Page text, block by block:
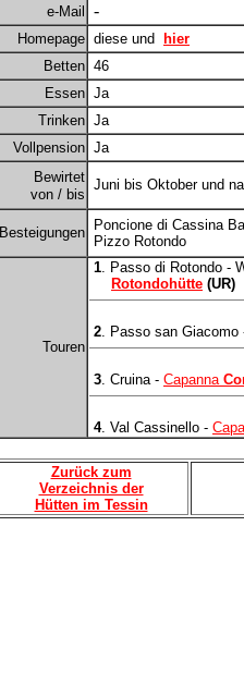
e-Mail -
Homepage diese und
hier
Betten 46
Essen Ja
Trinken Ja
Vollpension Ja
Bewirtet
von / bis
Juni bis Oktober und
Besteigungen
Poncione di Cassina
Pizzo Rotondo
Touren
1. Passo di Rotondo -
Rotondohütte (UR)
2. Passo san Giacomo
3. Cruina - Capanna
4. Val Cassinello -
Zurück zum
Verzeichnis der
Hütten im Tessin